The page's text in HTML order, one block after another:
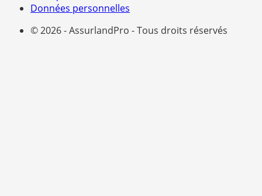
Données personnelles
© 2026 - AssurlandPro - Tous droits réservés